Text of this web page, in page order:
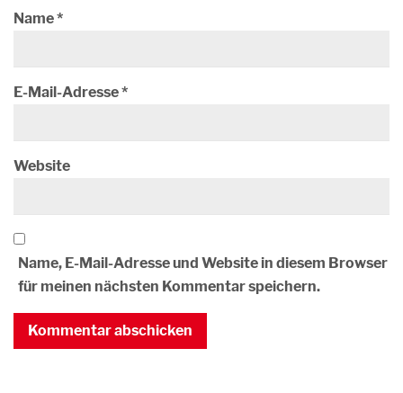
Name*
E-Mail-Adresse*
Website
Name, E-Mail-Adresse und Website in diesem Browser
für meinen nächsten Kommentar speichern.